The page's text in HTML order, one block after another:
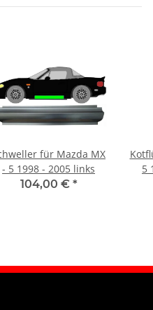
für Mazda MX
- 5 1998 - 2005 links
104,00 € *
5